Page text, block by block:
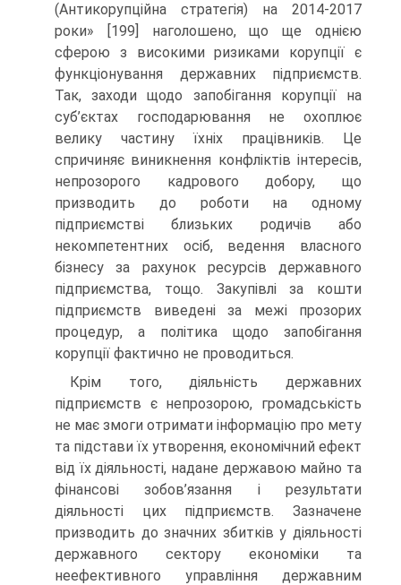
(Антикорупційна стратегія) на 2014-2017
роки» [199] наголошено, що ще однією
сферою з високими ризиками корупції є
функціонування державних підприємств.
Так, заходи щодо запобігання корупції на
суб’єктах господарювання не охоплює
велику частину їхніх працівників. Це
спричиняє виникнення конфліктів інтересів,
непрозорого кадрового добору, що
призводить до роботи на одному
підприємстві близьких родичів або
некомпетентних осіб, ведення власного
бізнесу за рахунок ресурсів державного
підприємства, тощо. Закупівлі за кошти
підприємств виведені за межі прозорих
процедур, а політика щодо запобігання
корупції фактично не проводиться.
Крім того, діяльність державних
підприємств є непрозорою, громадськість
не має змоги отримати інформацію про мету
та підстави їх утворення, економічний ефект
від їх діяльності, надане державою майно та
фінансові зобов’язання і результати
діяльності цих підприємств. Зазначене
призводить до значних збитків у діяльності
державного сектору економіки та
неефективного управління державним